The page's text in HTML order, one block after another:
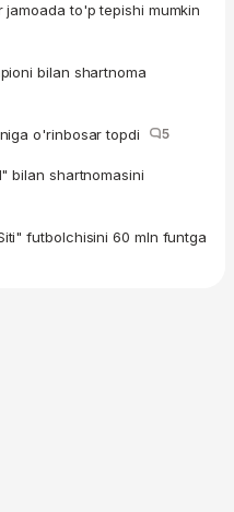
jamoada to'p tepishi mumkin
bilan shartnoma
o'rinbosar topdi 5
bilan shartnomasini
futbolchisini 60 mln funtga